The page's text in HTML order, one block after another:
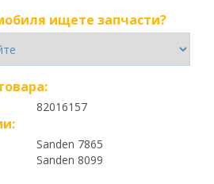
ищете запчасти?
82016157
Sanden 7865
Sanden 8099